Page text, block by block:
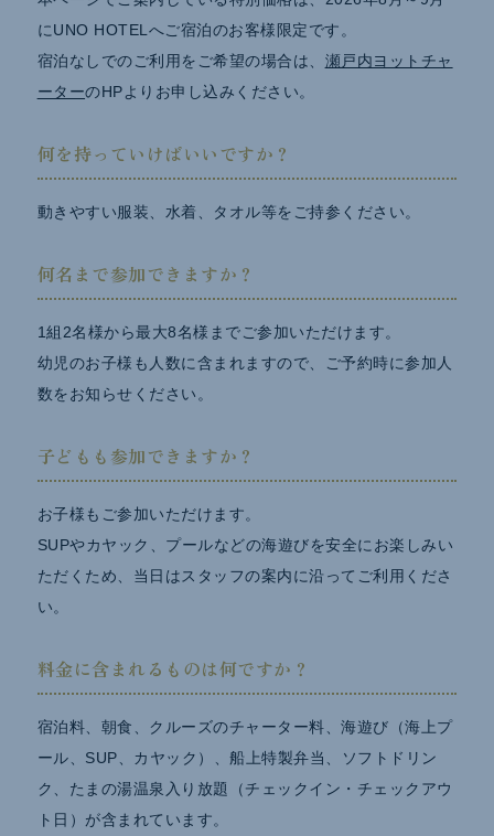
にUNO HOTELへご宿泊のお客様限定です。
宿泊なしでのご利用をご希望の場合は、 瀬戸内ヨットチャ
ーターのHPよりお申し込みください。
何を持っていけばいいですか？
動きやすい服装、水着、タオル等をご持参ください。
何名まで参加できますか？
1組2名様から最大8名様までご参加いただけます。
幼児のお子様も人数に含まれますので、ご予約時に参加人
数をお知らせください。
子どもも参加できますか？
お子様もご参加いただけます。
SUPやカヤック、プールなどの海遊びを安全にお楽しみい
ただくため、当日はスタッフの案内に沿ってご利用くださ
い。
料金に含まれるものは何ですか？
宿泊料、朝食、クルーズのチャーター料、海遊び（海上プ
ール、SUP、カヤック）、船上特製弁当、ソフトドリン
ク、たまの湯温泉入り放題（チェックイン・チェックアウ
ト日）が含まれています。